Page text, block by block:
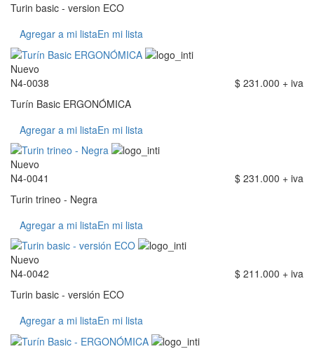
Turin basic - version ECO
Agregar a mi listaEn mi lista
Nuevo
N4-0038
$ 231.000 + iva
Turín Basic ERGONÓMICA
Agregar a mi listaEn mi lista
Nuevo
N4-0041
$ 231.000 + iva
Turin trineo - Negra
Agregar a mi listaEn mi lista
Nuevo
N4-0042
$ 211.000 + iva
Turin basic - versión ECO
Agregar a mi listaEn mi lista